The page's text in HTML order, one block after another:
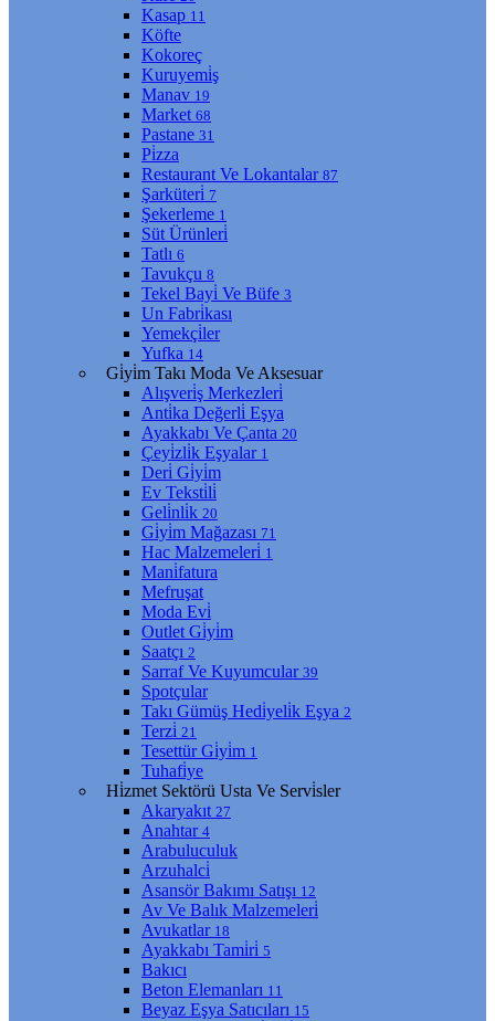
Kasap 11
Köfte
Kokoreç
Kuruyemi̇ş
Manav 19
Market 68
Pastane 31
Pi̇zza
Restaurant Ve Lokantalar 87
Şarküteri̇ 7
Şekerleme 1
Süt Ürünleri̇
Tatlı 6
Tavukçu 8
Tekel Bayi̇ Ve Büfe 3
Un Fabri̇kası
Yemekçi̇ler
Yufka 14
Gi̇yi̇m Takı Moda Ve Aksesuar
Alışveri̇ş Merkezleri̇
Anti̇ka Değerli̇ Eşya
Ayakkabı Ve Çanta 20
Çeyi̇zli̇k Eşyalar 1
Deri̇ Gi̇yi̇m
Ev Teksti̇li̇
Geli̇nli̇k 20
Gi̇yi̇m Mağazası 71
Hac Malzemeleri̇ 1
Mani̇fatura
Mefruşat
Moda Evi̇
Outlet Gi̇yi̇m
Saatçı 2
Sarraf Ve Kuyumcular 39
Spotçular
Takı Gümüş Hedi̇yeli̇k Eşya 2
Terzi̇ 21
Tesettür Gi̇yi̇m 1
Tuhafi̇ye
Hi̇zmet Sektörü Usta Ve Servi̇sler
Akaryakıt 27
Anahtar 4
Arabuluculuk
Arzuhalci̇
Asansör Bakımı Satışı 12
Av Ve Balık Malzemeleri̇
Avukatlar 18
Ayakkabı Tami̇ri̇ 5
Bakıcı
Beton Elemanları 11
Beyaz Eşya Satıcıları 15